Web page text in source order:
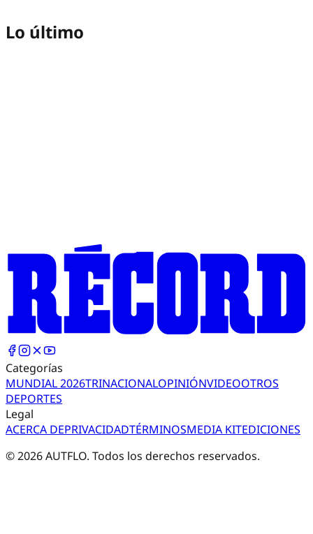
Lo último
Categorías
MUNDIAL 2026TRINACIONALOPINIÓNVIDEOOTROS
DEPORTES
Legal
ACERCA DEPRIVACIDADTÉRMINOSMEDIA KITEDICIONES
©2026AUTFLO. Todos los derechos reservados.